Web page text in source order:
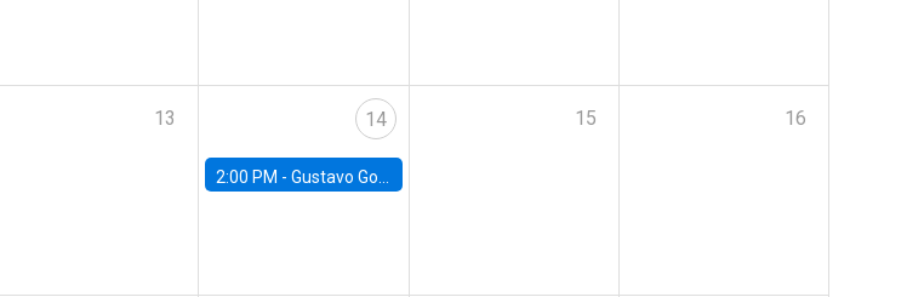
13 14
2:00 PM - Gustavo González - Banco Central de Chile
15 16